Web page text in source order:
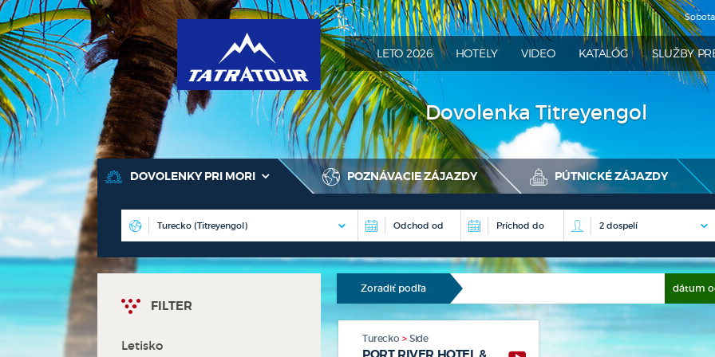
Sobota
LETO 2026 HOTELY VIDEO KATALÓG SLUŽBY
Dovolenka Titreyengol
DOVOLENKY PRI MORI POZNÁVACIE ZÁJAZDY PÚTNICKÉ ZÁJAZDY
FILTER
Letisko
Zoradiť podľa dátum
Turecko Side